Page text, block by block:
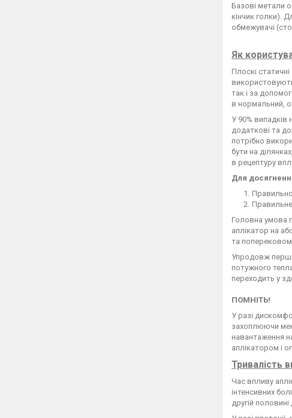
Базові метали
кінчик голки).
обмежувачі
Як
Плоскі
так і за
в нормальний,
У 90% випадків
додаткові та
потрібно
бути на
в рецептуру
Для
Правильне
Головна умова
аплікатор на
та
Упродовж
потужного
переходить у
ПОМНІТЬ!
У разі
захоплюючи
навантаження
аплікатором і
Тривалість
Час впливу
інтенсивних
другій